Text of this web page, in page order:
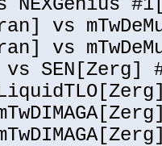
NEXGenius
vs
vs
vs